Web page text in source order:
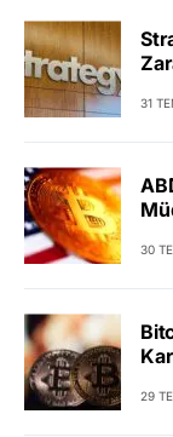
31
30
29